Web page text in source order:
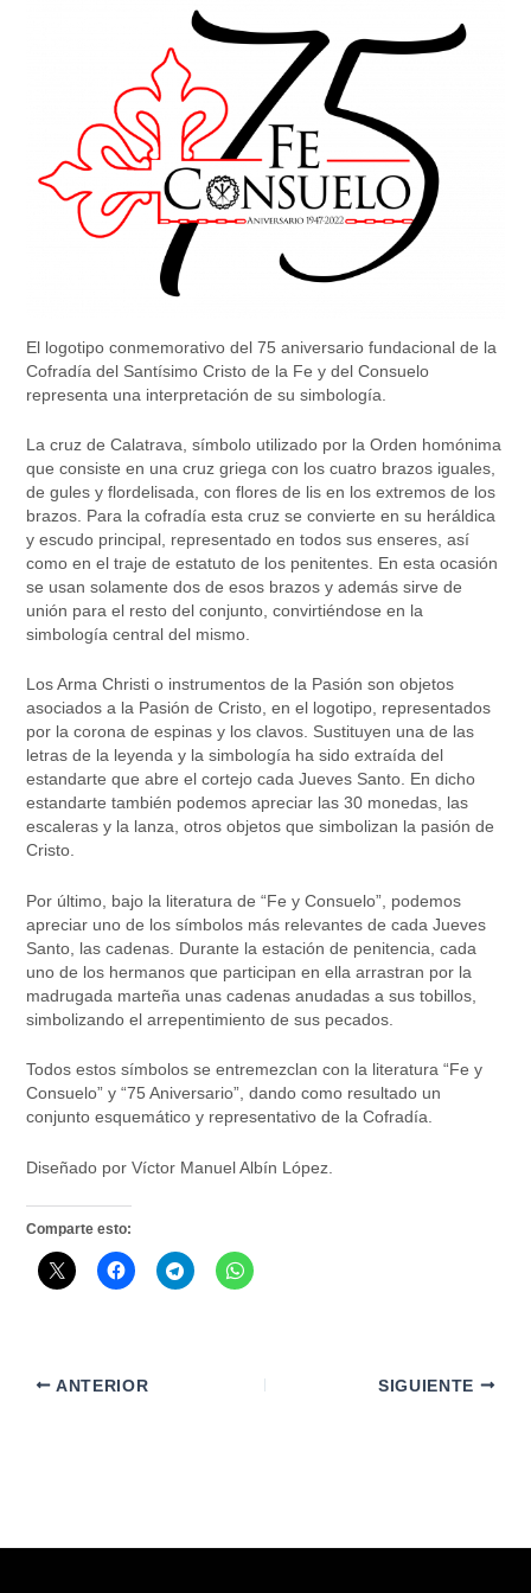
El logotipo conmemorativo del 75 aniversario fundacional de la
Cofradía del Santísimo Cristo de la Fe y del Consuelo
representa una interpretación de su simbología.
La cruz de Calatrava, símbolo utilizado por la Orden homónima
que consiste en una cruz griega con los cuatro brazos iguales,
de gules y flordelisada, con flores de lis en los extremos de los
brazos. Para la cofradía esta cruz se convierte en su heráldica
y escudo principal, representado en todos sus enseres, así
como en el traje de estatuto de los penitentes. En esta ocasión
se usan solamente dos de esos brazos y además sirve de
unión para el resto del conjunto, convirtiéndose en la
simbología central del mismo.
Los Arma Christi o instrumentos de la Pasión son objetos
asociados a la Pasión de Cristo, en el logotipo, representados
por la corona de espinas y los clavos. Sustituyen una de las
letras de la leyenda y la simbología ha sido extraída del
estandarte que abre el cortejo cada Jueves Santo. En dicho
estandarte también podemos apreciar las 30 monedas, las
escaleras y la lanza, otros objetos que simbolizan la pasión de
Cristo.
Por último, bajo la literatura de “Fe y Consuelo”, podemos
apreciar uno de los símbolos más relevantes de cada Jueves
Santo, las cadenas. Durante la estación de penitencia, cada
uno de los hermanos que participan en ella arrastran por la
madrugada marteña unas cadenas anudadas a sus tobillos,
simbolizando el arrepentimiento de sus pecados.
Todos estos símbolos se entremezclan con la literatura “Fe y
Consuelo” y “75 Aniversario”, dando como resultado un
conjunto esquemático y representativo de la Cofradía.
Diseñado por Víctor Manuel Albín López.
Comparte esto:
ANTERIOR SIGUIENTE